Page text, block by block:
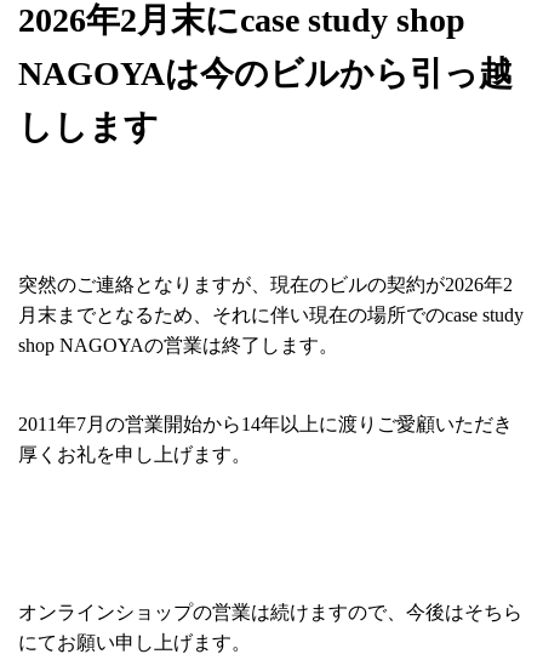
2026年2月末にcase study shop
NAGOYAは今のビルから引っ越
しします
突然のご連絡となりますが、現在のビルの契約が2026年2
月末までとなるため、それに伴い現在の場所でのcase study
shop NAGOYAの営業は終了します。
2011年7月の営業開始から14年以上に渡りご愛顧いただき
厚くお礼を申し上げます。
オンラインショップの営業は続けますので、今後はそちら
にてお願い申し上げます。